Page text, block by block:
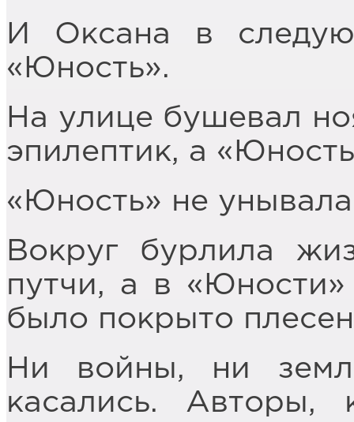
И Оксана в
«Юность».
На улице бушевал
эпилептик, а
«Юность» не
Вокруг бурлила
путчи, а в
было покрыто
Ни войны, ни
касались. Авторы,